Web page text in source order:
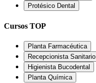
Protésico Dental
Cursos TOP
Planta Farmacéutica
Recepcionista Sanitario
Higienista Bucodental
Planta Química